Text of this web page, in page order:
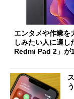
エンタメや作業を
しみたい人に適し
Redmi Pad 2」が